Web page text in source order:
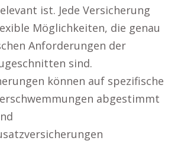
ist. Jede Versicherung
Möglichkeiten, die genau
Anforderungen der
sind.
können auf spezifische
abgestimmt